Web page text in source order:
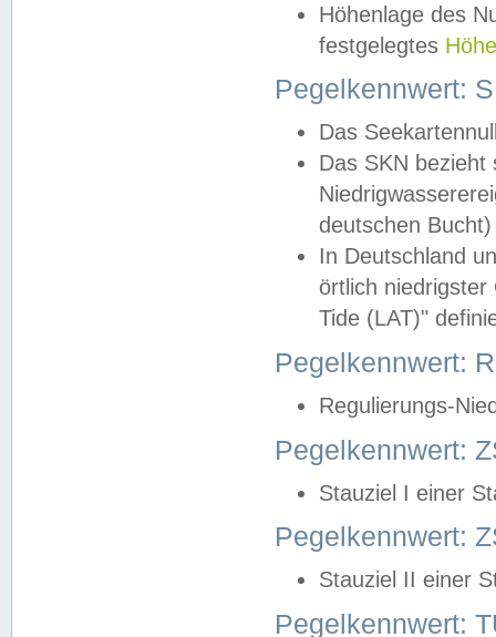
Höhenlage des
festgelegtes
Pegelkennwert:
Das
Das SKN
deutschen
In Deutschland
örtlich
Tide (LAT)"
Pegelkennwert:
Regulierungs-
Pegelkennwert:
Stauziel I einer
Pegelkennwert:
Stauziel II einer
Pegelkennwert: